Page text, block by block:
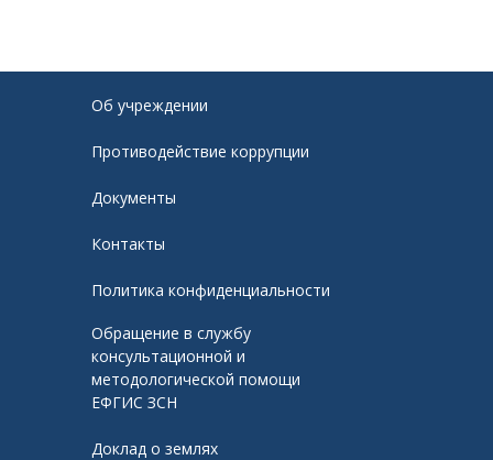
Об учреждении
Противодействие коррупции
Документы
Контакты
Политика конфиденциальности
Обращение в службу
консультационной и
методологической помощи
ЕФГИС ЗСН
Доклад о землях